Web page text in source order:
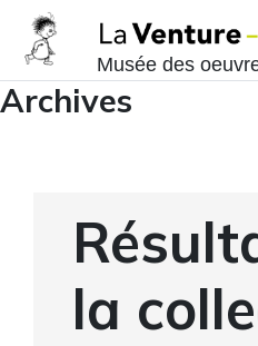
Musée des
Archives
la